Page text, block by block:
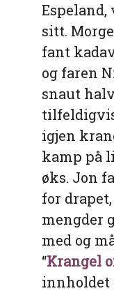
sitt.
fant
og faren
snaut
tilfeldigvis
igjen
kamp på
øks. Jon
for
mengder
med og
“Krangel
innholdet